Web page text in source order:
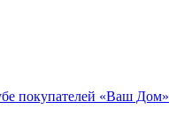
покупателей «Ваш Дом»